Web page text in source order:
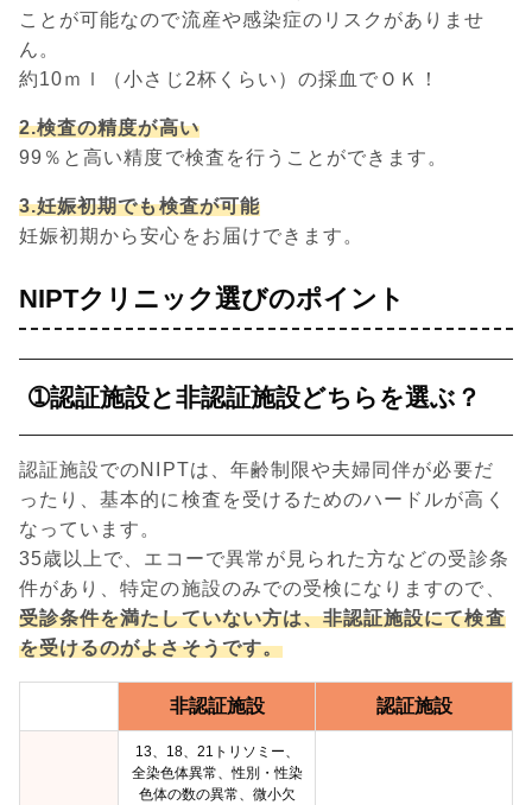
ことが可能なので流産や感染症のリスクがありませ
ん。
約10ｍｌ（小さじ2杯くらい）の採血でＯＫ！
2.検査の精度が高い
99％と高い精度で検査を行うことができます。
3.妊娠初期でも検査が可能
妊娠初期から安心をお届けできます。
NIPTクリニック選びのポイント
➀認証施設と非認証施設どちらを選ぶ？
認証施設でのNIPTは、年齢制限や夫婦同伴が必要だ
ったり、基本的に検査を受けるためのハードルが高く
なっています。
35歳以上で、エコーで異常が見られた方などの受診条
件があり、特定の施設のみでの受検になりますので、
受診条件を満たしていない方は、非認証施設にて検査
を受けるのがよさそうです。
非認証施設 認証施設
13、18、21トリソミー、
全染色体異常、性別・性染
色体の数の異常、微小欠